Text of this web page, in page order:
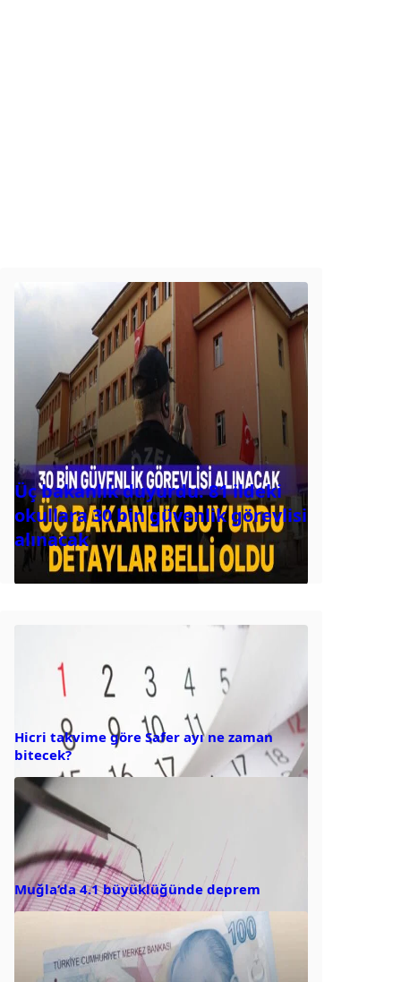
Üç bakanlık duyurdu: 81 ildeki
okullara 30 bin güvenlik görevlisi
alınacak
Hicri takvime göre Safer ayı ne zaman
bitecek?
Muğla’da 4.1 büyüklüğünde deprem